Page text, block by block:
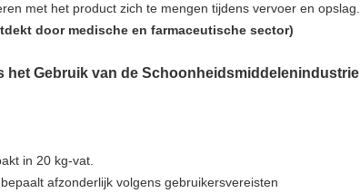
met het product zich te mengen tijdens vervoer en opslag.
door medische en farmaceutische sector)
het Gebruik van de Schoonheidsmiddelenindustrie
in 20 kg-vat.
afzonderlijk volgens gebruikersvereisten